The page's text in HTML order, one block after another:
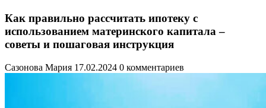
Как правильно рассчитать ипотеку с
использованием материнского капитала –
советы и пошаговая инструкция
Сазонова Мария 17.02.2024 0 комментариев